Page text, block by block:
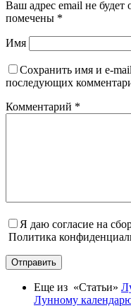
Ваш адрес email не будет
помечены *
Имя
Сохранить имя и e-
последующих
Комментарий *
Я даю согласие на
Политика
Отправить
Еще из «Статьи»
Лунному